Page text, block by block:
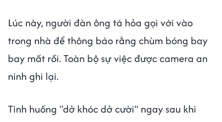
Lúc này, người đàn ông tá hỏa gọi với vào
trong nhà để thông báo rằng chùm bóng bay
bay mất rồi. Toàn bộ sự việc được camera an
ninh ghi lại.
Tình huống "dở khóc dở cười" ngay sau khi